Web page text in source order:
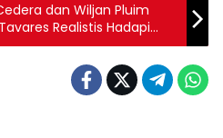
dan Wiljan Pluim
Realistis Hadapi